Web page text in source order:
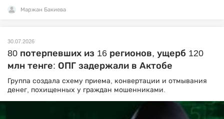
Маржан Бакиева
30.07.2026
80 потерпевших из 16 регионов, ущерб 120
млн тенге: ОПГ задержали в Актобе
Группа создала схему приема, конвертации и отмывания
денег, похищенных у граждан мошенниками.